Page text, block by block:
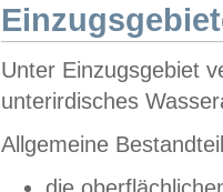
Unter Einzugsgebiet
unterirdisches
Allgemeine